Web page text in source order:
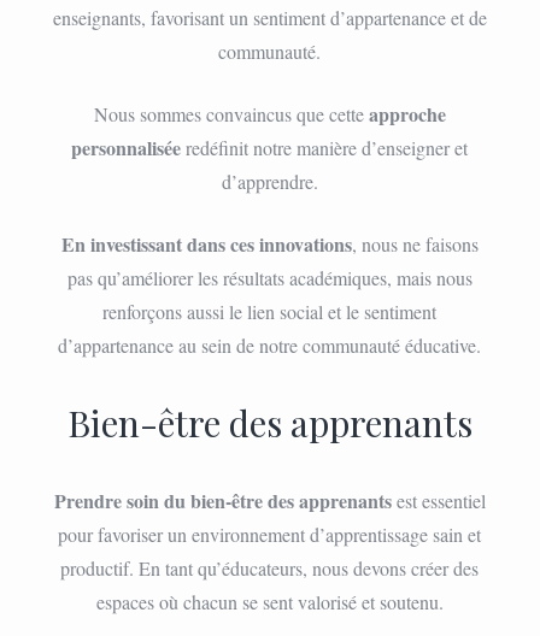
enseignants, favorisant un sentiment d’appartenance et de
communauté.
Nous sommes convaincus que cetteapproche
personnaliséeredéfinit notre manière d’enseigner et
d’apprendre.
En investissant dans ces innovations, nous ne faisons
pas qu’améliorer les résultats académiques, mais nous
renforçons aussi le lien social et le sentiment
d’appartenance au sein de notre communauté éducative.
Bien-être des apprenants
Prendre soin du bien-être des apprenantsest essentiel
pour favoriser un environnement d’apprentissage sain et
productif. En tant qu’éducateurs, nous devons créer des
espaces où chacun se sent valorisé et soutenu.